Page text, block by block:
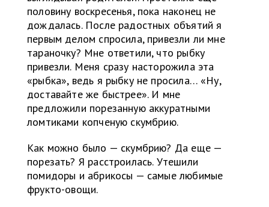
половину воскресенья, пока наконец не
дождалась. После радостных объятий я
первым делом спросила, привезли ли мне
тараночку? Мне ответили, что рыбку
привезли. Меня сразу насторожила эта
«рыбка», ведь я рыбку не просила… «Ну,
доставайте же быстрее». И мне
предложили порезанную аккуратными
ломтиками копченую скумбрию.
Как можно было — скумбрию? Да еще —
порезать? Я расстроилась. Утешили
помидоры и абрикосы — самые любимые
фрукто-овощи.